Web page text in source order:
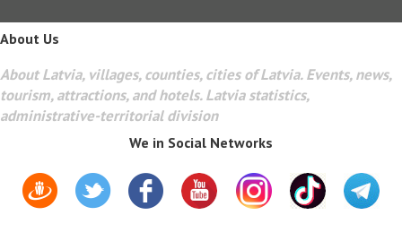
About Us
About Latvia, villages, counties, cities of Latvia. Events, news,
tourism, attractions, and hotels. Latvia statistics,
administrative-territorial division
We in Social Networks